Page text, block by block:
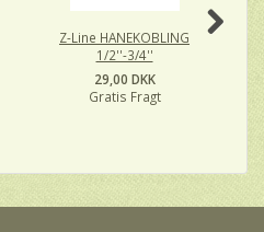
Z-Line HANEKOBLING
1/2''-3/4''
29,00 DKK
Gratis Fragt